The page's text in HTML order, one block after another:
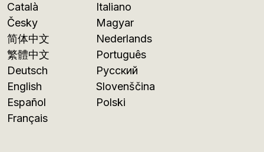
Català
Česky
简体中文
繁體中文
Deutsch
English
Español
Français
Italiano
Magyar
Nederlands
Português
Русский
Slovenščina
Polski